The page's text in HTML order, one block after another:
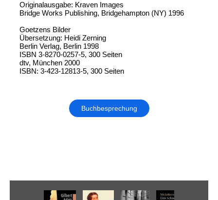
Originalausgabe: Kraven Images
Bridge Works Publishing, Bridgehampton (NY) 1996
Goetzens Bilder
Übersetzung: Heidi Zerning
Berlin Verlag, Berlin 1998
ISBN 3-8270-0257-5, 300 Seiten
dtv, München 2000
ISBN: 3-423-12813-5, 300 Seiten
Buchbesprechung